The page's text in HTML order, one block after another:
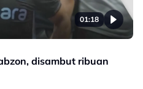
01:18
disambut ribuan